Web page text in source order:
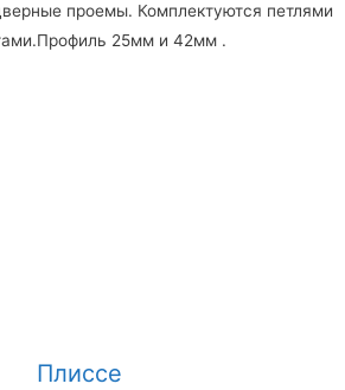
проемы. Комплектуются петлями
25мм и 42мм .
Плиссе